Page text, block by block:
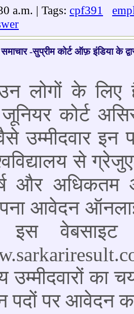
a.m. | Tags: cpf391
-सुप्रीम कोर्ट ऑफ़ इंडिया के
लोगों के लिए
जूनियर कोर्ट
उम्मीदवार
से
और अधिकतम
आवेदन
इस
उम्मीदवारों का
पदों पर आवेदन